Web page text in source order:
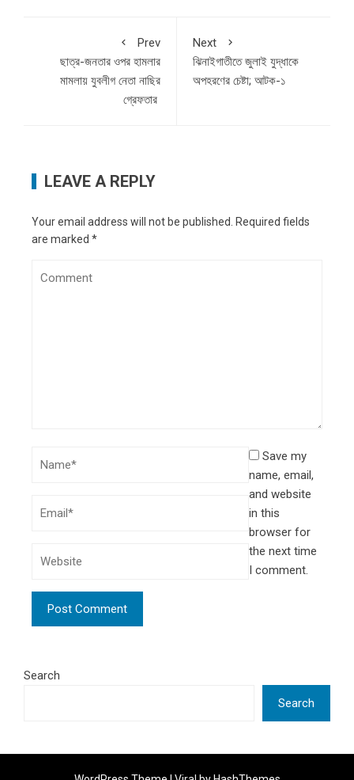
Prev
ছাত্র-জনতার ওপর হামলার
মামলায় যুবলীগ নেতা নাছির
গ্রেফতার
Next
ঝিনাইগাতীতে জুলাই যুদ্ধাকে
অপহরণের চেষ্টা; আটক-১
LEAVE A REPLY
Your email address will not be published. Required fields
are marked *
Save my
name, email,
and website
in this
browser for
the next time
I comment.
Search
Search